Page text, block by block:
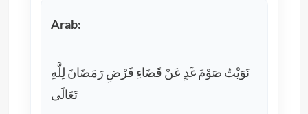
Arab:
نَوَيْتُ صَوْمَ غَدٍ عَنْ قَضَاءِ فَرْضِ رَمَضَانَ لِلَّهِ
تَعَالَى